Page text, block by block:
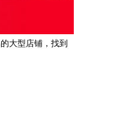
大型店铺，找到